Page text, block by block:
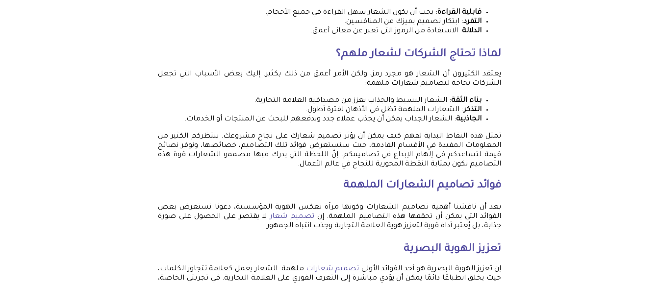
قابلية القراءة: يجب أن يكون الشعار سهل القراءة في جميع الأحجام.
التفرد: ابتكار تصميم يميزك عن المنافسين.
الدلالة: الاستفادة من الرموز التي تعبر عن معاني أعمق.
لماذا تحتاج الشركات لشعار ملهم؟
يعتقد الكثيرون أن الشعار هو مجرد رمز، ولكن الأمر أعمق من ذلك بكثير. إليك بعض الأسباب التي تجعل
الشركات بحاجة لتصاميم شعارات ملهمة:
بناء الثقة: الشعار البسيط والجذاب يعزز من مصداقية العلامة التجارية.
التذكر: الشعارات الملهمة تظل في الأذهان لفترة أطول.
الجاذبية: الشعار الجذاب يمكن أن يجذب عملاء جدد ويدفعهم للبحث عن المنتجات أو الخدمات.
تمثل هذه النقاط البداية لفهم كيف يمكن أن يؤثر تصميم شعارك على نجاح مشروعك. ينتظركم الكثير من
المعلومات المفيدة في الأقسام القادمة، حيث سنستعرض فوائد تلك التصاميم، خصائصها، ونوفر نصائح
قيمة لتساعدكم في إلهام الإبداع في تصاميمكم. إنّ اللحظة التي يدرك فيها مصممو الشعارات قوة هذه
التصاميم تكون بمثابة النقطة المحورية للنجاح في عالم الأعمال.
فوائد تصاميم الشعارات الملهمة
بعد أن ناقشنا أهمية تصاميم الشعارات وكونها مرآة تعكس الهوية المؤسسية، دعونا نستعرض بعض
الفوائد التي يمكن أن تحققها هذه التصاميم الملهمة. إن تصميم شعارلا يقتصر على الحصول على صورة
جذابة، بل يُعتبر أداة قوية لتعزيز هوية العلامة التجارية وجذب انتباه الجمهور.
تعزيز الهوية البصرية
إن تعزيز الهوية البصرية هو أحد الفوائد الأولى تصميم شعارات ملهمة. الشعار يعمل كعلامة تتجاوز الكلمات،
حيث يخلق انطباعًا دائمًا يمكن أن يؤدي مباشرة إلى التعرف الفوري على العلامة التجارية. في تجربتي الخاصة،